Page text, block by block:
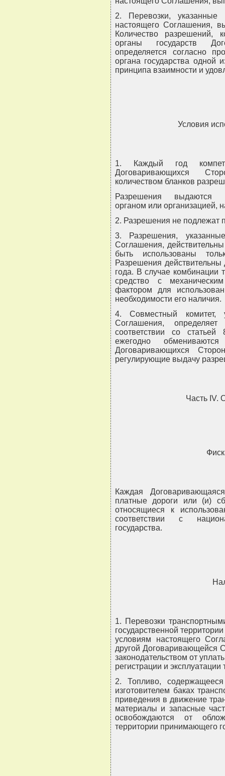
2. Перевозки,
настоящего Соглашения,
Количество разрешений,
органы государств
определяется согласно
органа государства одной
принципа взаимности и
Условия
1. Каждый год
Договаривающихся
количеством бланков
Разрешения выдаются
органом или организацией,
2. Разрешения не подлежат
3. Разрешения,
Соглашения,
быть использованы
Разрешения
года. В случае комбинации
средство с
фактором для
необходимости его наличия.
4. Совместный комитет,
Соглашения,
соответствии со
ежегодно
Договаривающихся
регулирующие выдачу
Часть
Каждая
платные дороги или (и)
относящиеся к
соответствии с
государства.
1. Перевозки
государственной
условиям настоящего
другой Договаривающейся
законодательством от
регистрации и эксплуатации
2. Топливо,
изготовителем баках
приведения в движение
материалы и запасные
освобождаются от
территории принимающего